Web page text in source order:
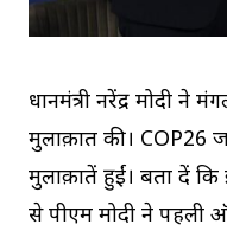
प्रधानमंत्री नरेंद्र मोदी
मुलाक़ात की। COP26
मुलाक़ातें हुईं। बता दें कि
से पीएम मोदी ने पहली